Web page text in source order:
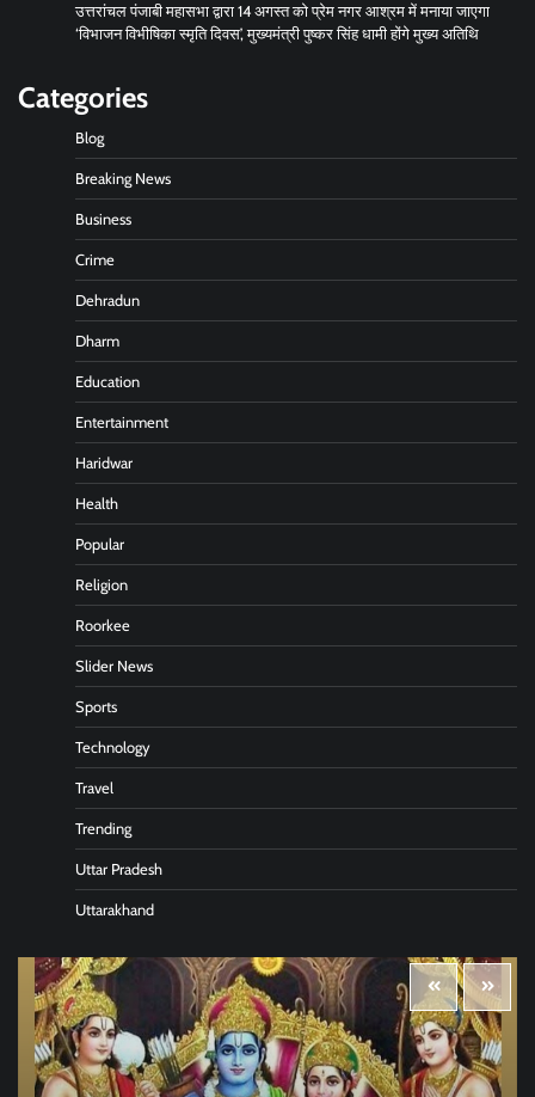
उत्तरांचल पंजाबी महासभा द्वारा 14 अगस्त को प्रेम नगर आश्रम में मनाया जाएगा
‘विभाजन विभीषिका स्मृति दिवस’, मुख्यमंत्री पुष्कर सिंह धामी होंगे मुख्य अतिथि
Categories
Blog
Breaking News
Business
Crime
Dehradun
Dharm
Education
Entertainment
Haridwar
Health
Popular
Religion
Roorkee
Slider News
Sports
Technology
Travel
Trending
Uttar Pradesh
Uttarakhand